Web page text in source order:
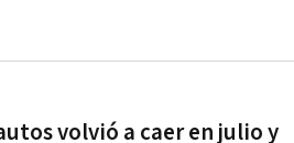
volvió a caer en julio y